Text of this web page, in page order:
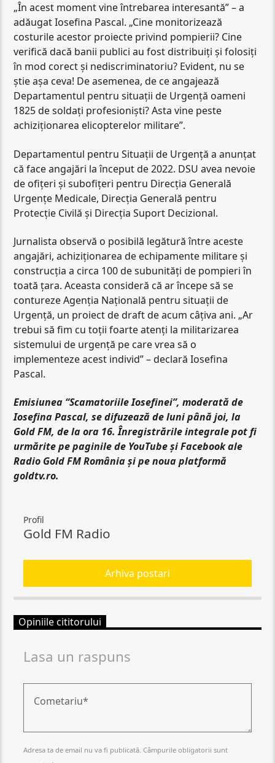
„În acest moment vine întrebarea interesantă” – a
adăugat Iosefina Pascal. „Cine monitorizează
costurile acestor proiecte privind pompierii? Cine
verifică dacă banii publici au fost distribuiți și folosiți
în mod corect și nediscriminatoriu? Evident, nu se
știe așa ceva! De asemenea, de ce angajează
Departamentul pentru situații de Urgență oameni
1825 de soldați profesioniști? Asta vine peste
achiziționarea elicopterelor militare”.
Departamentul pentru Situaţii de Urgenţă a anunțat
că face angajări la început de 2022. DSU avea nevoie
de ofiţeri și subofiţeri pentru Direcția Generală
Urgențe Medicale, Direcția Generală pentru
Protecție Civilă și Direcția Suport Decizional.
Jurnalista observă o posibilă legătură între aceste
angajări, achiziționarea de echipamente militare și
construcţia a circa 100 de subunităţi de pompieri în
toată ţara. Aceasta consideră că ar începe să se
contureze Agenția Națională pentru situații de
Urgență, un proiect de draft de acum câțiva ani. „Ar
trebui să fim cu toții foarte atenți la militarizarea
sistemului de urgență pe care vrea să o
implementeze acest individ” – declară Iosefina
Pascal.
Emisiunea “Scamatoriile Iosefinei”, moderată de
Iosefina Pascal, se difuzează de luni până joi, la
Gold FM, de la ora 16. Înregistrările integrale pot fi
urmărite pe paginile de YouTube și Facebook ale
Radio Gold FM România și pe noua platformă
goldtv.ro.
Profil
Gold FM Radio
Arhiva postari
Opiniile cititorului
Lasa un raspuns
Adresa ta de email nu va fi publicată. Câmpurile obligatorii sunt